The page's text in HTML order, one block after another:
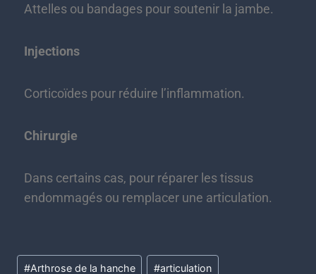
Attelles ou bandages pour soutenir la jambe.
Injections
Corticoïdes pour réduire l’inflammation.
Chirurgie
Dans certains cas, pour réparer les tissus
endommagés ou remplacer une articulation.
#Arthrose de la hanche #articulation